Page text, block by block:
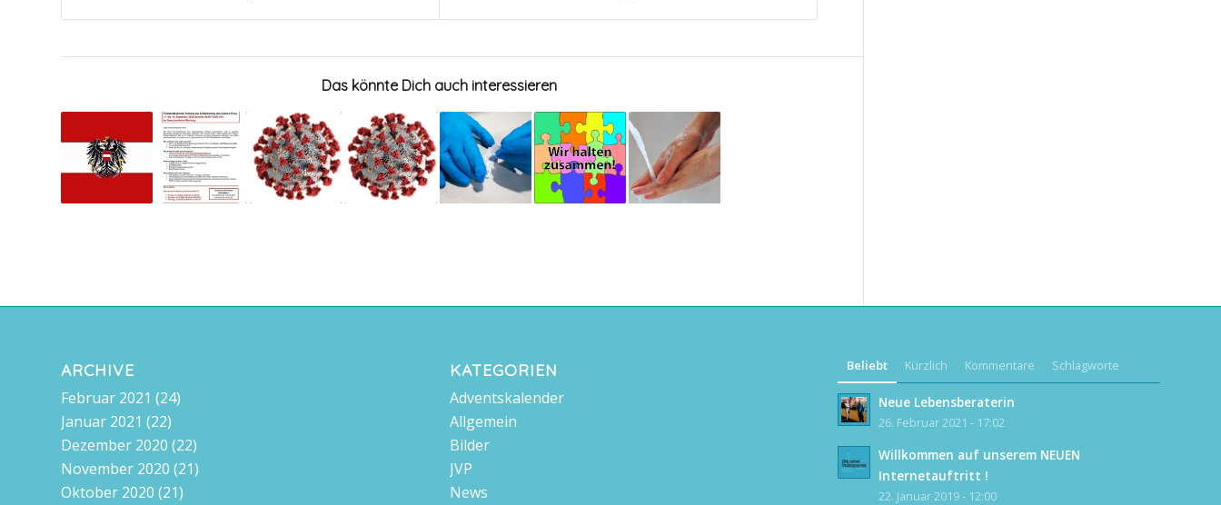
Das könnte Dich auch interessieren
ARCHIVE
Februar 2021 (24)
Januar 2021 (22)
Dezember 2020 (22)
November 2020 (21)
Oktober 2020 (21)
KATEGORIEN
Adventskalender
Allgemein
Bilder
JVP
News
Beliebt Kürzlich Kommentare Schlagworte
Neue Lebensberaterin
26. Februar 2021 - 17:02
Willkommen auf unserem NEUEN
Internetauftritt !
22. Januar 2019 - 12:00